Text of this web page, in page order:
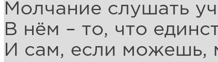
Молчание слушать
В нём – то, что
И сам, если можешь,